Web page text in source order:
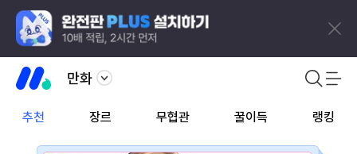
만화
추천 장르 무협관 꿀이득 랭킹